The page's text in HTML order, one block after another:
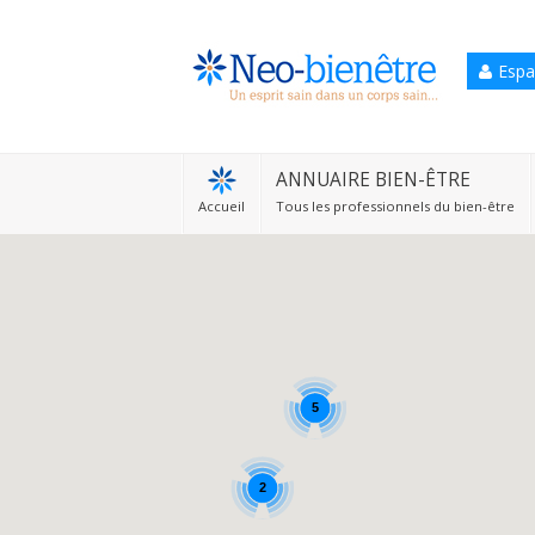
Accueil
ANNUAIRE BIEN-ÊTRE
Tous les professionnels du bien-être
5
2